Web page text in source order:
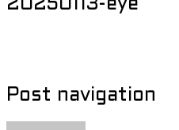
20250113-eye
Post navigation